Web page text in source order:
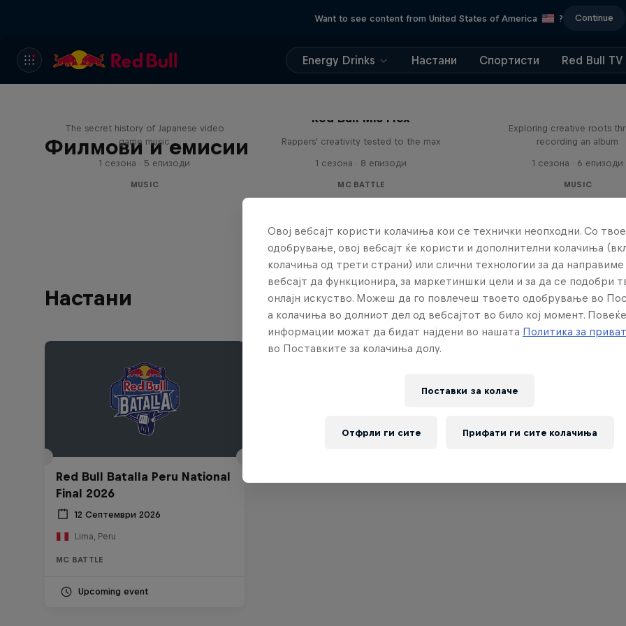
Want to see content from United States of America ? Continue
Energy Drinks Настани Спортисти Red Bull TV
Филмови и емисии
The secret history of Japanese video
game music
1 сезона · 5 епизоди
MUSIC
Red Bull Mic Flex
Rappers' creativity tested to the max
1 сезона · 8 епизоди
MC BATTLE
Exploring creative roots
recording an album
1 сезона · 6 епизоди
MUSIC
Настани
Red Bull Batalla Peru National
Final 2026
12 Септември 2026
Lima, Peru
MC BATTLE
Upcoming event
Овој вебсајт користи колачиња кои се технички неопходни. Со твое
одобрување, овој вебсајт ќе користи и дополнителни колачиња
колачиња од трети страни) или слични технологии за да
вебсајт да функционира, за маркетиншки цели и за да се подобри
онлајн искуство. Можеш да го повлечеш твоето одобрување во
а колачиња во долниот дел од вебсајтот во било кој момент. Повеќе
информации можат да бидат најдени во нашата Политика за
во Поставките за колачиња долу.
Поставки за колачe
Отфрли ги сите Прифати ги сите колачиња